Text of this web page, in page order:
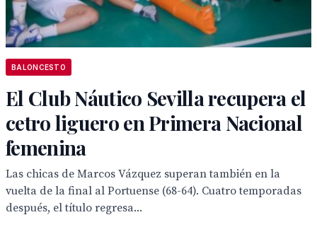
BALONCESTO
El Club Náutico Sevilla recupera el
cetro liguero en Primera Nacional
femenina
Las chicas de Marcos Vázquez superan también en la
vuelta de la final al Portuense (68-64). Cuatro temporadas
después, el título regresa...